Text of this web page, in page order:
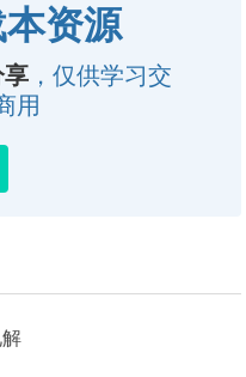
资源
，仅供学习交
用